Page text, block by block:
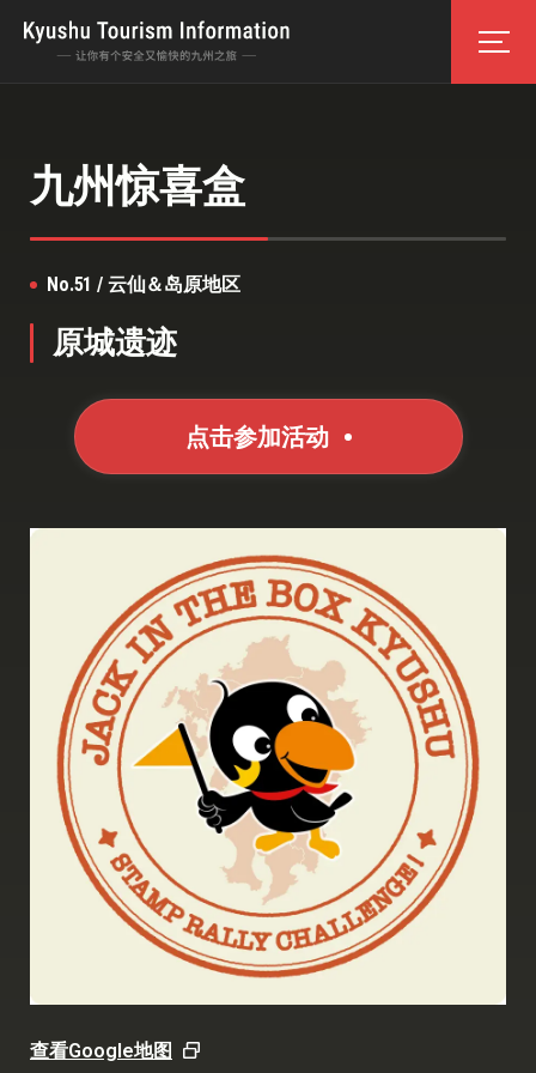
九州惊喜盒
No.51 / 云仙＆岛原地区
原城遗迹
点击参加活动
查看Google地图